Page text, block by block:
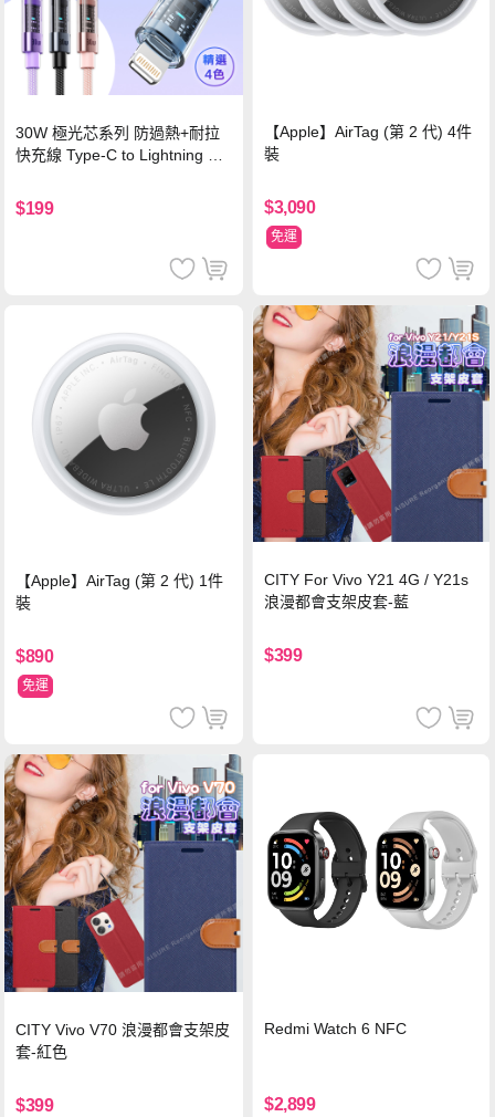
30W 極光芯系列 防過熱+耐拉
快充線 Type-C to Lightning 傳
$199
【Apple】AirTag (第 2 代) 4件
裝
$3,090
免運
【Apple】AirTag (第 2 代) 1件
裝
$890
免運
CITY For Vivo Y21 4G / Y21s
浪漫都會支架皮套-藍
$399
CITY Vivo V70 浪漫都會支架皮
套-紅色
$399
Redmi Watch 6 NFC
$2,899